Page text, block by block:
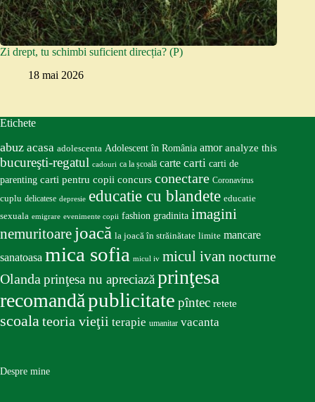
Zi drept, tu schimbi suficient direcția? (P)
18 mai 2026
Etichete
abuz acasa adolescenta Adolescent în România amor analyze this
bucureşti-regatul cadouri ca la școală carte carti carti de
parenting carti pentru copii concurs conectare Coronavirus
cuplu delicatese depresie educatie cu blandete educatie
sexuala emigrare evenimente copii fashion gradinita imagini
nemuritoare joacă la joacă în străinătate limite mancare
sanatoasa mica sofia micul iv micul ivan nocturne
Olanda prinţesa nu apreciază prinţesa
recomandăpublicitate pîntec retete
scoala teoria vieţii terapie umanitar vacanta
Despre mine